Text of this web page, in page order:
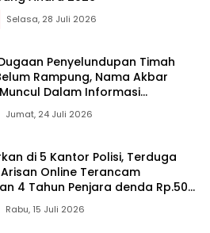
Selasa, 28 Juli 2026
Penyelundupan Timah
Rampung, Nama Akbar
Dalam Informasi
Jumat, 24 Juli 2026
di 5 Kantor Polisi, Terduga
Online Terancam
4 Tahun Penjara denda Rp.500
Rabu, 15 Juli 2026